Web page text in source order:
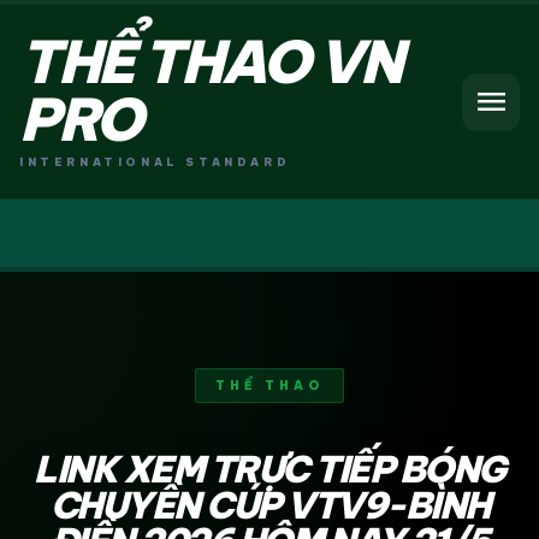
THỂ THAO VN
PRO
INTERNATIONAL STANDARD
menu
THỂ THAO
LINK XEM TRỰC TIẾP BÓNG
CHUYỀN CÚP VTV9-BÌNH